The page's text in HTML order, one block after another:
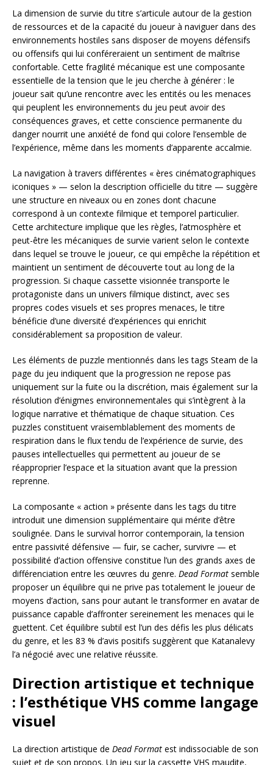
La dimension de survie du titre s’articule autour de la gestion
de ressources et de la capacité du joueur à naviguer dans des
environnements hostiles sans disposer de moyens défensifs
ou offensifs qui lui conféreraient un sentiment de maîtrise
confortable. Cette fragilité mécanique est une composante
essentielle de la tension que le jeu cherche à générer : le
joueur sait qu’une rencontre avec les entités ou les menaces
qui peuplent les environnements du jeu peut avoir des
conséquences graves, et cette conscience permanente du
danger nourrit une anxiété de fond qui colore l’ensemble de
l’expérience, même dans les moments d’apparente accalmie.
La navigation à travers différentes « ères cinématographiques
iconiques » — selon la description officielle du titre — suggère
une structure en niveaux ou en zones dont chacune
correspond à un contexte filmique et temporel particulier.
Cette architecture implique que les règles, l’atmosphère et
peut-être les mécaniques de survie varient selon le contexte
dans lequel se trouve le joueur, ce qui empêche la répétition et
maintient un sentiment de découverte tout au long de la
progression. Si chaque cassette visionnée transporte le
protagoniste dans un univers filmique distinct, avec ses
propres codes visuels et ses propres menaces, le titre
bénéficie d’une diversité d’expériences qui enrichit
considérablement sa proposition de valeur.
Les éléments de puzzle mentionnés dans les tags Steam de la
page du jeu indiquent que la progression ne repose pas
uniquement sur la fuite ou la discrétion, mais également sur la
résolution d’énigmes environnementales qui s’intègrent à la
logique narrative et thématique de chaque situation. Ces
puzzles constituent vraisemblablement des moments de
respiration dans le flux tendu de l’expérience de survie, des
pauses intellectuelles qui permettent au joueur de se
réapproprier l’espace et la situation avant que la pression
reprenne.
La composante « action » présente dans les tags du titre
introduit une dimension supplémentaire qui mérite d’être
soulignée. Dans le survival horror contemporain, la tension
entre passivité défensive — fuir, se cacher, survivre — et
possibilité d’action offensive constitue l’un des grands axes de
différenciation entre les œuvres du genre. Dead Format semble
proposer un équilibre qui ne prive pas totalement le joueur de
moyens d’action, sans pour autant le transformer en avatar de
puissance capable d’affronter sereinement les menaces qui le
guettent. Cet équilibre subtil est l’un des défis les plus délicats
du genre, et les 83 % d’avis positifs suggèrent que Katanalevy
l’a négocié avec une relative réussite.
Direction artistique et technique
: l’esthétique VHS comme langage
visuel
La direction artistique de Dead Format est indissociable de son
sujet et de son propos. Un jeu sur la cassette VHS maudite,